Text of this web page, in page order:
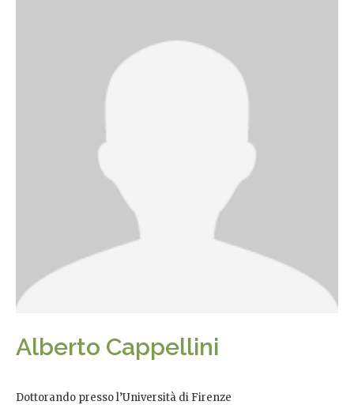
Alberto Cappellini
Dottorando presso l’Università di Firenze